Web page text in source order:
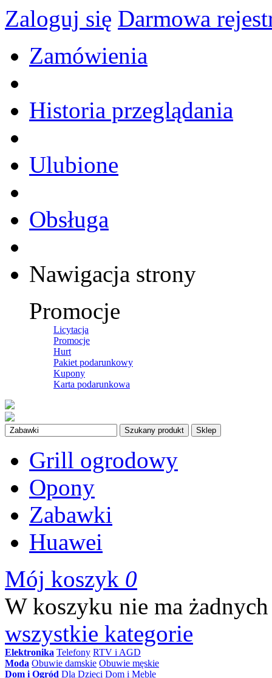
Zaloguj się Darmowa
Zamówienia
Historia przeglądania
Ulubione
Obsługa
Nawigacja strony
Promocje
Licytacja
Promocje
Hurt
Pakiet podarunkowy
Kupony
Karta podarunkowa
Szukany produkt Sklep
Grill ogrodowy
Opony
Zabawki
Huawei
Mój koszyk 0
W koszyku nie ma
wszystkie kategorie
Elektronika Telefony RTV i AGD
Moda Obuwie damskie Obuwie męskie
Dom i Ogród Dla Dzieci Dom i Meble